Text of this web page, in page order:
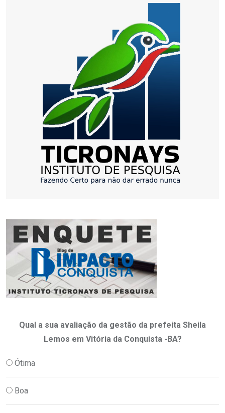
Qual a sua avaliação da gestão da prefeita Sheila
Lemos em Vitória da Conquista -BA?
Ótima
Boa